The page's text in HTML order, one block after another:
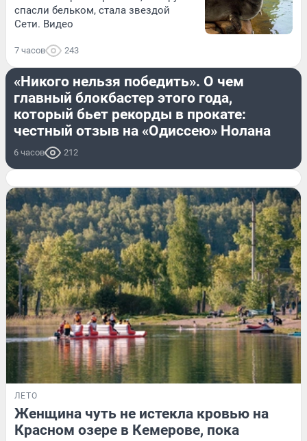
спасли бельком, стала звездой
Сети. Видео
7 часов 243
КУЛЬТУРА
«Никого нельзя победить». О чем
главный блокбастер этого года,
который бьет рекорды в прокате:
честный отзыв на «Одиссею» Нолана
6 часов 212
ЛЕТО
Женщина чуть не истекла кровью на
Красном озере в Кемерове, пока